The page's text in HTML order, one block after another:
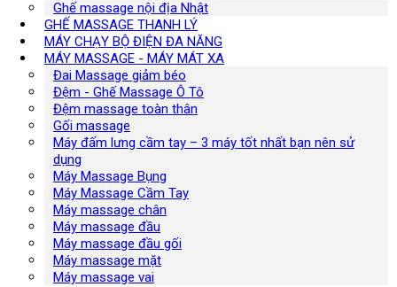
Ghế massage nội địa Nhật
GHẾ MASSAGE THANH LÝ
MÁY CHẠY BỘ ĐIỆN ĐA NĂNG
MÁY MASSAGE - MÁY MÁT XA
Đai Massage giảm béo
Đệm - Ghế Massage Ô Tô
Đệm massage toàn thân
Gối massage
Máy đấm lưng cầm tay – 3 máy tốt nhất bạn nên sử
dụng
Máy Massage Bụng
Máy Massage Cầm Tay
Máy massage chân
Máy massage đầu
Máy massage đầu gối
Máy massage mặt
Máy massage vai